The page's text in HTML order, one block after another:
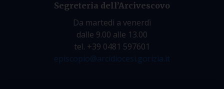
Segreteria dell’Arcivescovo
Da martedì a venerdì
dalle 9.00 alle 13.00
tel. +39 0481 597601
episcopio@arcidiocesi.gorizia.it